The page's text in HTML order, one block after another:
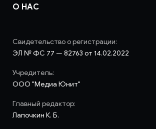
О НАС
Свидетельство о регистрации:
ЭЛ № ФС 77 — 82763 от 14.02.2022
Учредитель:
ООО "Медиа Юнит"
Главный редактор:
Лапочкин К. Б.